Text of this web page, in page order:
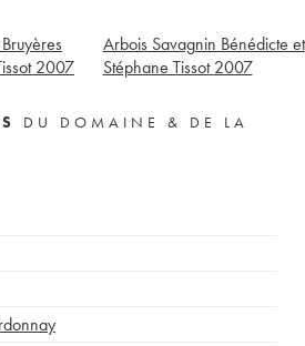
2007
Arbois Savagnin Bénédicte et
Stéphane Tissot 2007
DU DOMAINE & DE LA